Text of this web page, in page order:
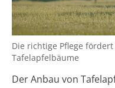
Die richtige Pflege
Tafelapfelbäume
Der Anbau von